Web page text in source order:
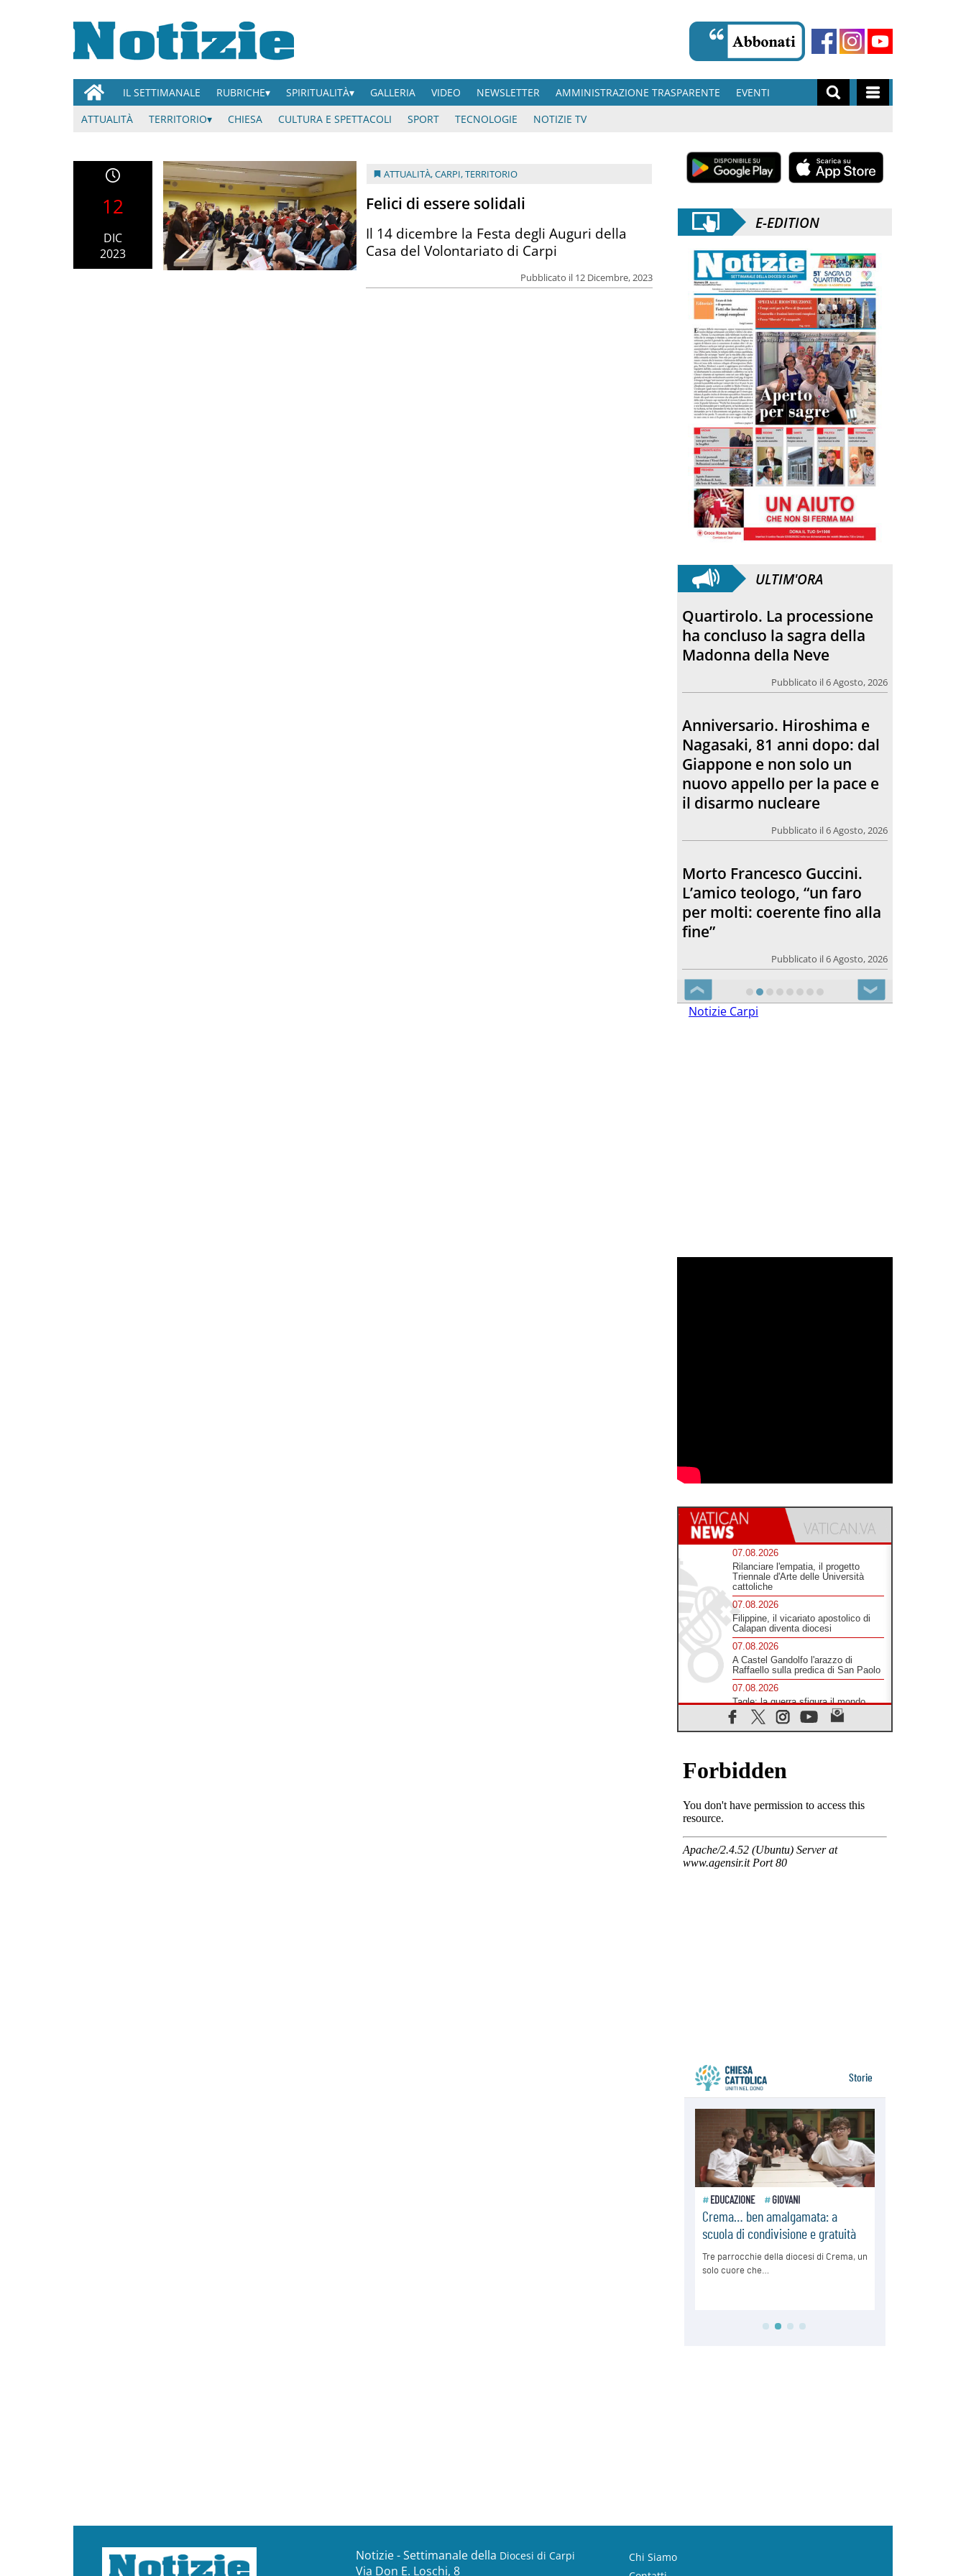
IL SETTIMANALE RUBRICHE SPIRITUALITÀ GALLERIA VIDEO NEWSLETTER AMMINISTRAZIONE TRASPARENTE
EVENTI
ATTUALITÀ
TERRITORIO CHIESA CULTURA E SPETTACOLI SPORT TECNOLOGIE NOTIZIE TV
12
DIC
2023
ATTUALITÀ,CARPI,TERRITORIO
Felici di essere solidali
Pubblicato il 12 Dicembre, 2023
Il 14 dicembre la Festa degli Auguri della
Casa del Volontariato di Carpi
E-EDITION
ULTIM'ORA
Quartirolo. La processione
ha concluso la sagra della
Madonna della Neve
Pubblicato il 6 Agosto, 2026
Anniversario. Hiroshima e
Nagasaki, 81 anni dopo: dal
Giappone e non solo un
nuovo appello per la pace e
il disarmo nucleare
Pubblicato il 6 Agosto, 2026
Morto Francesco Guccini.
L’amico teologo, “un faro
per molti: coerente fino alla
fine”
Pubblicato il 6 Agosto, 2026
❮ ❯
Notizie Carpi
07.08.2026
Rilanciare l'empatia, il progetto
Triennale d'Arte delle Università
cattoliche
07.08.2026
Filippine, il vicariato apostolico di
Calapan diventa diocesi
07.08.2026
A Castel Gandolfo l'arazzo di
Raffaello sulla predica di San Paolo
07.08.2026
Tagle: la guerra sfigura il mondo,
solo la rivelazione di Dio lo
trasfigura
intensi tra Chiesa, popolo e
istituzioni
SIGNIS 2026, dare voce alle
07.08.2026
Honduras, gli sfollati invisibili di una
crisi dimenticata
Notizie - Settimanale della Diocesi di Carpi
Via Don E. Loschi, 8
Chi Siamo